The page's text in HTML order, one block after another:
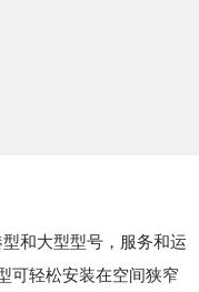
和大型型号，服务和运
可轻松安装在空间狭窄